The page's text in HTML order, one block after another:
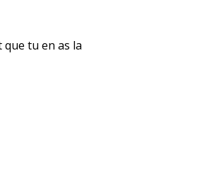
que tu en as la